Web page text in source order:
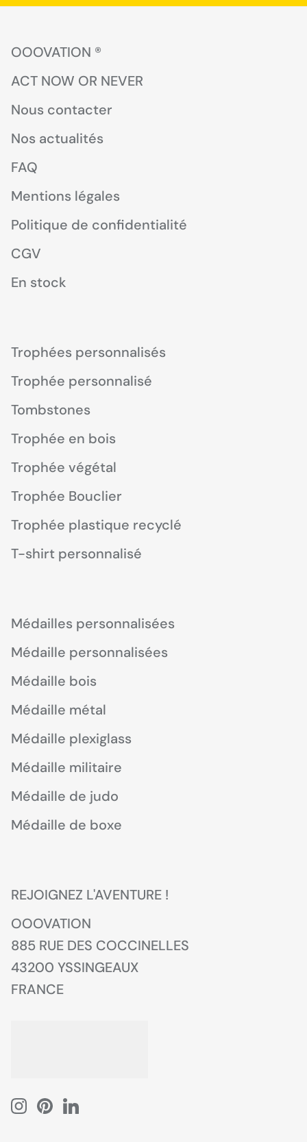
OOOVATION ®
ACT NOW OR NEVER
Nous contacter
Nos actualités
FAQ
Mentions légales
Politique de confidentialité
CGV
En stock
Trophées personnalisés
Trophée personnalisé
Tombstones
Trophée en bois
Trophée végétal
Trophée Bouclier
Trophée plastique recyclé
T-shirt personnalisé
Médailles personnalisées
Médaille personnalisées
Médaille bois
Médaille métal
Médaille plexiglass
Médaille militaire
Médaille de judo
Médaille de boxe
REJOIGNEZ L'AVENTURE !
OOOVATION
885 RUE DES COCCINELLES
43200 YSSINGEAUX
FRANCE